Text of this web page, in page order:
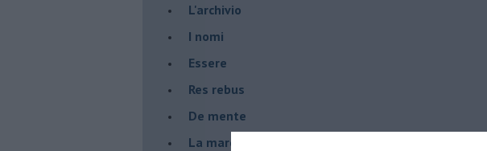
L'archivio
I nomi
Essere
Res rebus
De mente
La marcia